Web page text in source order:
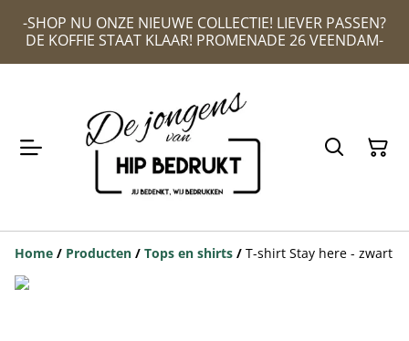
-SHOP NU ONZE NIEUWE COLLECTIE! LIEVER PASSEN?
DE KOFFIE STAAT KLAAR! PROMENADE 26 VEENDAM-
Home / Producten / Tops en shirts / T-shirt Stay here - zwart